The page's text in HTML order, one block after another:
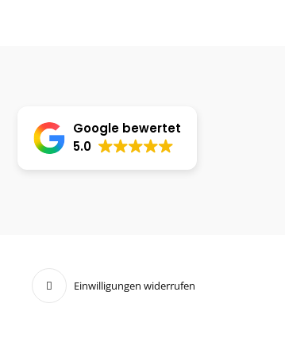
Google bewertet
5.0
Einwilligungen widerrufen